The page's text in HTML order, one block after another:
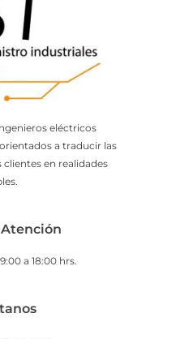
eléctricos
a traducir las
en realidades
a 18:00 hrs.